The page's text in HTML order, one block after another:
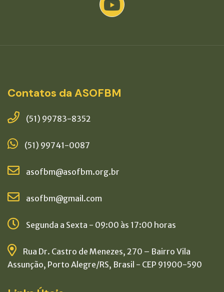
Contatos da ASOFBM
(51) 99783-8352
(51) 99741-0087
asofbm@asofbm.org.br
asofbm@gmail.com
Segunda a Sexta - 09:00 às 17:00 horas
Rua Dr. Castro de Menezes, 270 – Bairro Vila
Assunção, Porto Alegre/RS, Brasil - CEP 91900-590